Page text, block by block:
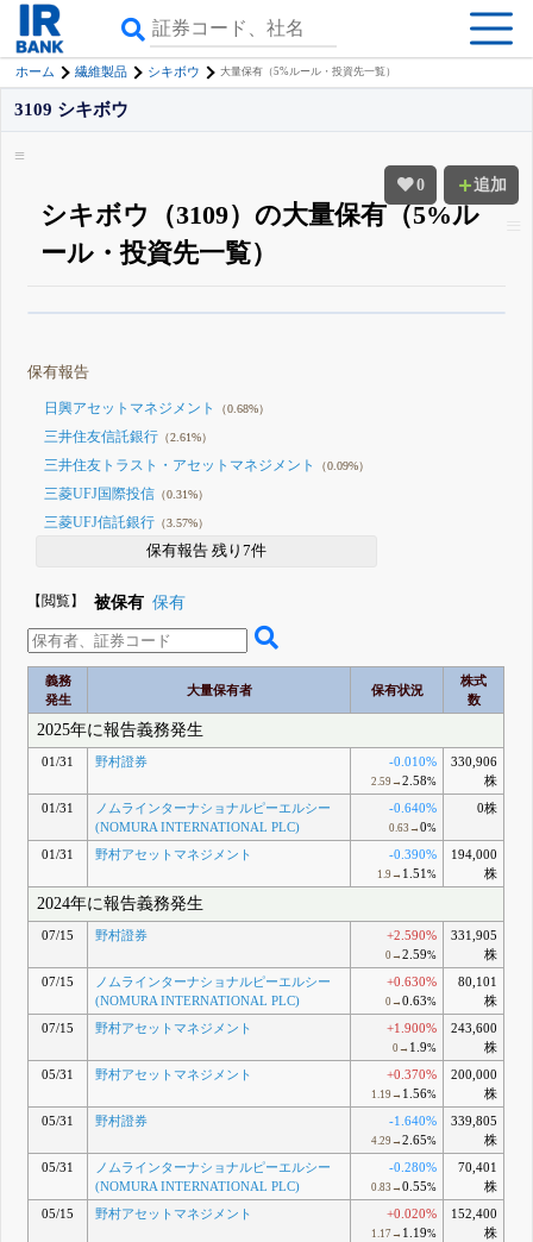
ホーム 繊維製品 シキボウ 大量保有（5%ルール・投資先一覧）
0 追加
3109 シキボウ
シキボウ（3109）の大量保有（5%ル
ール・投資先一覧）
登録すると永久30%OFFと米株版の先行利用も付きます
保有報告
日興アセットマネジメント （0.68%）
三井住友信託銀行 （2.61%）
三井住友トラスト・アセットマネジメント （0.09%）
三菱UFJ国際投信 （0.31%）
三菱UFJ信託銀行 （3.57%）
保有報告 残り7件
【閲覧】 被保有 保有
義務
発生
大量保有者 保有状況
株式
数
2025年に報告義務発生
01/31 野村證券 -0.010%
2.59→ 2.58%
330,906
株
01/31
ノムラインターナショナルピーエルシー
(NOMURA INTERNATIONAL PLC)
-0.640%
0.63→ 0%
0株
01/31 野村アセットマネジメント -0.390%
1.9→ 1.51 %
194,000
株
2024年に報告義務発生
07/15 野村證券 +2.590%
0→ 2.59%
331,905
株
07/15
ノムラインターナショナルピーエルシー
(NOMURA INTERNATIONAL PLC)
+0.630%
0→ 0.63%
80,101
株
07/15
野村アセットマネジメント +1.900%
0→ 1.9%
243,600
株
05/31
野村アセットマネジメント +0.370%
1.19→ 1.56%
200,000
株
05/31
野村證券 -1.640%
4.29→ 2.65%
339,805
株
05/31
ノムラインターナショナルピーエルシー
(NOMURA INTERNATIONAL PLC)
-0.280%
0.83→ 0.55%
70,401
株
05/15
野村アセットマネジメント +0.020%
1.17→ 1.19%
152,400
株